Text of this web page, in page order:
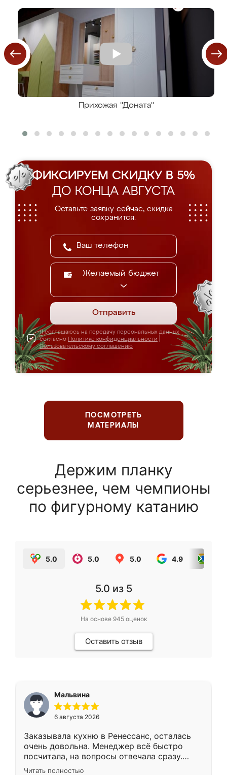
Прихожая "Доната"
ФИКСИРУЕМ СКИДКУ В 5%
ДО КОНЦА АВГУСТА
Оставьте заявку сейчас, скидка
сохранится.
Желаемый бюджет
Отправить
Я соглашаюсь на передачу персональных данных
согласно Политике конфиденциальности
Пользовательскому соглашению
ПОСМОТРЕТЬ
МАТЕРИАЛЫ
Держим планку
серьезнее, чем чемпионы
по фигурному катанию
5.0 5.0 5.0 4.9
5.0 из 5
На основе 945оценок
Оставить отзыв
Мальвина
6 августа 2026
Заказывала кухню в Ренессанс, осталась
очень довольна. Менеджер всё быстро
посчитала, на вопросы отвечала сразу.
Замерщик приехал в субботу, подошёл к
Читать полностью